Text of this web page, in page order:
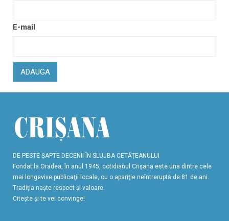
E-mail
ADAUGA
DE PESTE ŞAPTE DECENII ÎN SLUJBA CETĂŢEANULUI
Fondat la Oradea, în anul 1945, cotidianul Crişana este una dintre cele
mai longevive publicaţii locale, cu o apariţie neîntreruptă de 81 de ani.
Tradiţia naşte respect şi valoare.
Citeşte şi te vei convinge!